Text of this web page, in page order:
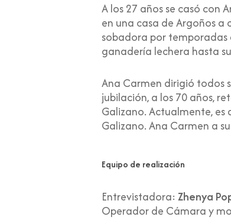
A los 27 años se casó con
en una casa de Argoños
sobadora por temporadas
ganadería lechera hasta
Ana Carmen dirigió todos
jubilación, a los 70 años,
Galizano. Actualmente, es
Galizano. Ana Carmen a
Equipo de realización
Entrevistadora:Zhenya
Operador de Cámara y